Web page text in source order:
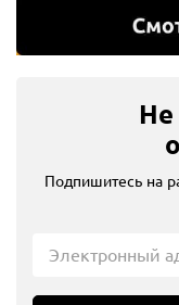
Не
Подпишитесь на